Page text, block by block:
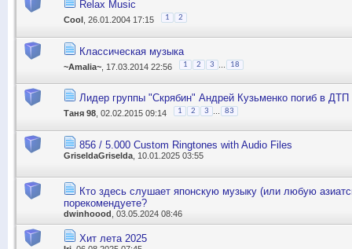
Relax Music
Cool , 26.01.2004 17:15 1 2
Классическая музыка
~Amalia~ , 17.03.2014 22:56 1 2 3 18
Лидер группы "Скрябин" Андрей Кузьменко погиб в ДТП
Таня 98 , 02.02.2015 09:14 1 2 3 83
856 / 5.000 Custom Ringtones with Audio Files
GriseldaGriselda , 10.01.2025 03:55
Кто здесь слушает японскую музыку (или любую
порекомендуете?
dwinhoood , 03.05.2024 08:46
Хит лета 2025